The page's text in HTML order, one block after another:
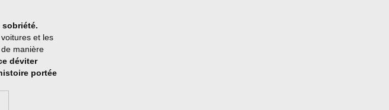
sobriété.
et les
manière
déviter
portée